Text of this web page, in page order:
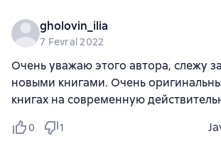
gholovin_ilia
7 Fevral 2022
Очень уважаю этого автора, слежу
новыми книгами. Очень
книгах на современную
0 1